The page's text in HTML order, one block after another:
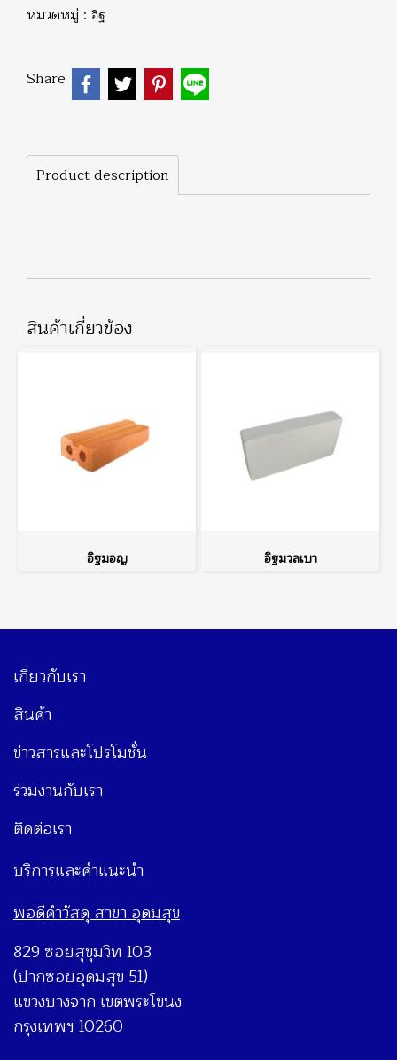
หมวดหมู่ : อิฐ
Share
Product description
สินค้าเกี่ยวข้อง
อิฐมอญ อิฐมวลเบา
เกี่ยวกับเรา
สินค้า
ข่าวสารและโปรโมชั่น
ร่วมงานกับเรา
ติดต่อเรา
บริการและคำแนะนำ
พอดีคำวัสดุ สาขา อุดมสุข
829 ซอยสุขุมวิท 103
(ปากซอยอุดมสุข 51)
แขวงบางจาก เขตพระโขนง
กรุงเทพฯ 10260